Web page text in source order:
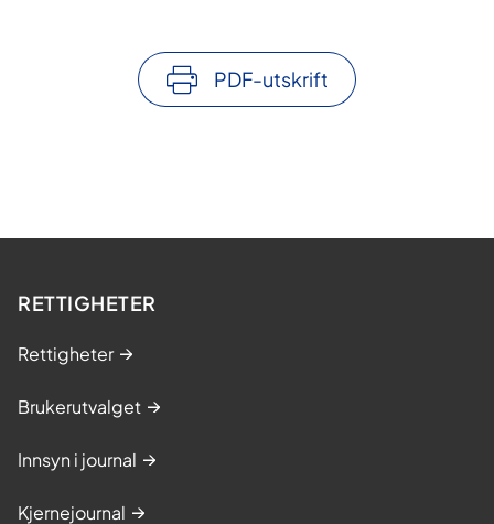
PDF-utskrift
RETTIGHETER
Rettigheter
Brukerutvalget
Innsyn i journal
Kjernejournal